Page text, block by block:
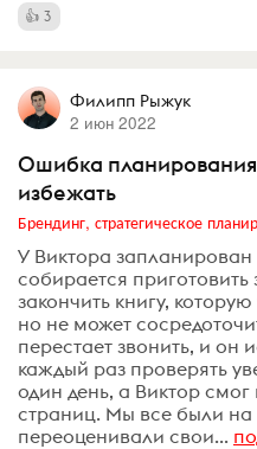
3
Филипп Рыжук
2 июн 2022
Ошибка
избежать
Брендинг, стратегическое
У Виктора
собирается
закончить книгу,
но не может
перестает звонить, и он
каждый раз проверять
один день, а Виктор смог
страниц. Мы все были на
переоценивали свои...